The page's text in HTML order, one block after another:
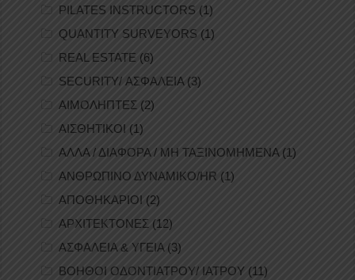
PILATES INSTRUCTORS (1)
QUANTITY SURVEYORS (1)
REAL ESTATE (6)
SECURITY/ ΑΣΦΑΛΕΙΑ(3)
ΑΙΜΟΛΗΠΤΕΣ (2)
ΑΙΣΘΗΤΙΚΟΙ (1)
ΑΛΛΑ / ΔΙΑΦΟΡΑ / ΜΗ ΤΑΞΙΝΟΜΗΜΕΝΑ(1)
ΑΝΘΡΩΠΙΝΟ ΔΥΝΑΜΙΚΟ/HR (1)
ΑΠΟΘΗΚΑΡΙΟΙ (2)
ΑΡΧΙΤΕΚΤΟΝΕΣ (12)
ΑΣΦΑΛΕΙΑ & ΥΓΕΙΑ (3)
ΒΟΗΘΟΙ ΟΔΟΝΤΙΑΤΡΟΥ/ ΙΑΤΡΟΥ (11)